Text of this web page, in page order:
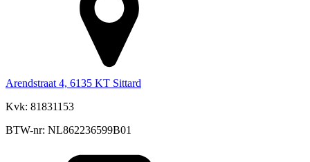
Arendstraat 4, 6135 KT Sittard
Kvk: 81831153
BTW-nr: NL862236599B01